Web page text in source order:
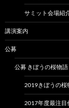
サミット会場紹
講演案内
公募
公募 きぼうの桜物語
2019きぼうの
2017年度最注目